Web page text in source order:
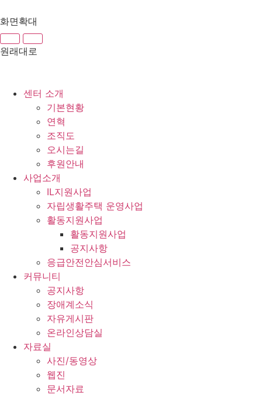
화면확대
원래대로
센터 소개
기본현황
연혁
조직도
오시는길
후원안내
사업소개
IL지원사업
자립생활주택 운영사업
활동지원사업
활동지원사업
공지사항
응급안전안심서비스
커뮤니티
공지사항
장애계소식
자유게시판
온라인상담실
자료실
사진/동영상
웹진
문서자료